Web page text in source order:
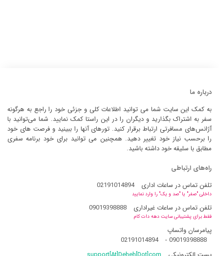
درباره ما
به کمک این سایت شما می توانید اطلاعات کلی و جزئی خود را راجع به هرگونه
سفر به اشتراک بگذارید و دیگران را در این راستا کمک نمایید. شما می‌توانید با
آژانس‌های مسافرتی ارتباط برقرار کنید. تورهای آنها را ببینید و فرصت های خود
را برحسب نیاز خود تغییر دهید. همچنین می توانید برای خود برنامه سفری
مطابق با سلیقه خود داشته باشید.
راه‌های ارتباطی
تلفن تماس در ساعات اداری
02191014894
داخلی "صفر" یا "صد و یک" را وارد نمایید
تلفن تماس در ساعات غیراداری 09019398888
فقط برای پشتیبانی سایت دهه دات کام
پیامرسان واتساپ
09019398888
-
02191014894